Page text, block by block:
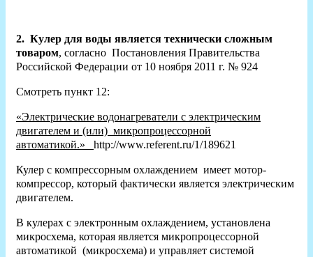
2. Кулер для воды является технически сложным
товаром, согласно Постановления Правительства
Российской Федерации от 10 ноября 2011 г. № 924
Смотреть пункт 12:
«Электрические водонагреватели с электрическим
двигателем и (или) микропроцессорной
автоматикой.» http://www.referent.ru/1/189621
Кулер с компрессорным охлаждением имеет мотор-
компрессор, который фактически является электрическим
двигателем.
В кулерах с электронным охлаждением, установлена
микросхема, которая является микропроцессорной
автоматикой (микросхема) и управляет системой